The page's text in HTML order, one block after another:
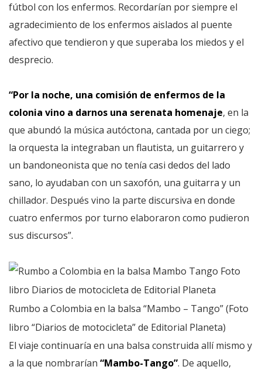
fútbol con los enfermos. Recordarían por siempre el
agradecimiento de los enfermos aislados al puente
afectivo que tendieron y que superaba los miedos y el
desprecio.
“Por la noche, una comisión de enfermos de la
colonia vino a darnos una serenata homenaje, en la
que abundó la música autóctona, cantada por un ciego;
la orquesta la integraban un flautista, un guitarrero y
un bandoneonista que no tenía casi dedos del lado
sano, lo ayudaban con un saxofón, una guitarra y un
chillador. Después vino la parte discursiva en donde
cuatro enfermos por turno elaboraron como pudieron
sus discursos”.
Rumbo a Colombia en la balsa “Mambo – Tango” (Foto
libro “Diarios de motocicleta” de Editorial Planeta)
El viaje continuaría en una balsa construida allí mismo y
a la que nombrarían “Mambo-Tango”. De aquello,